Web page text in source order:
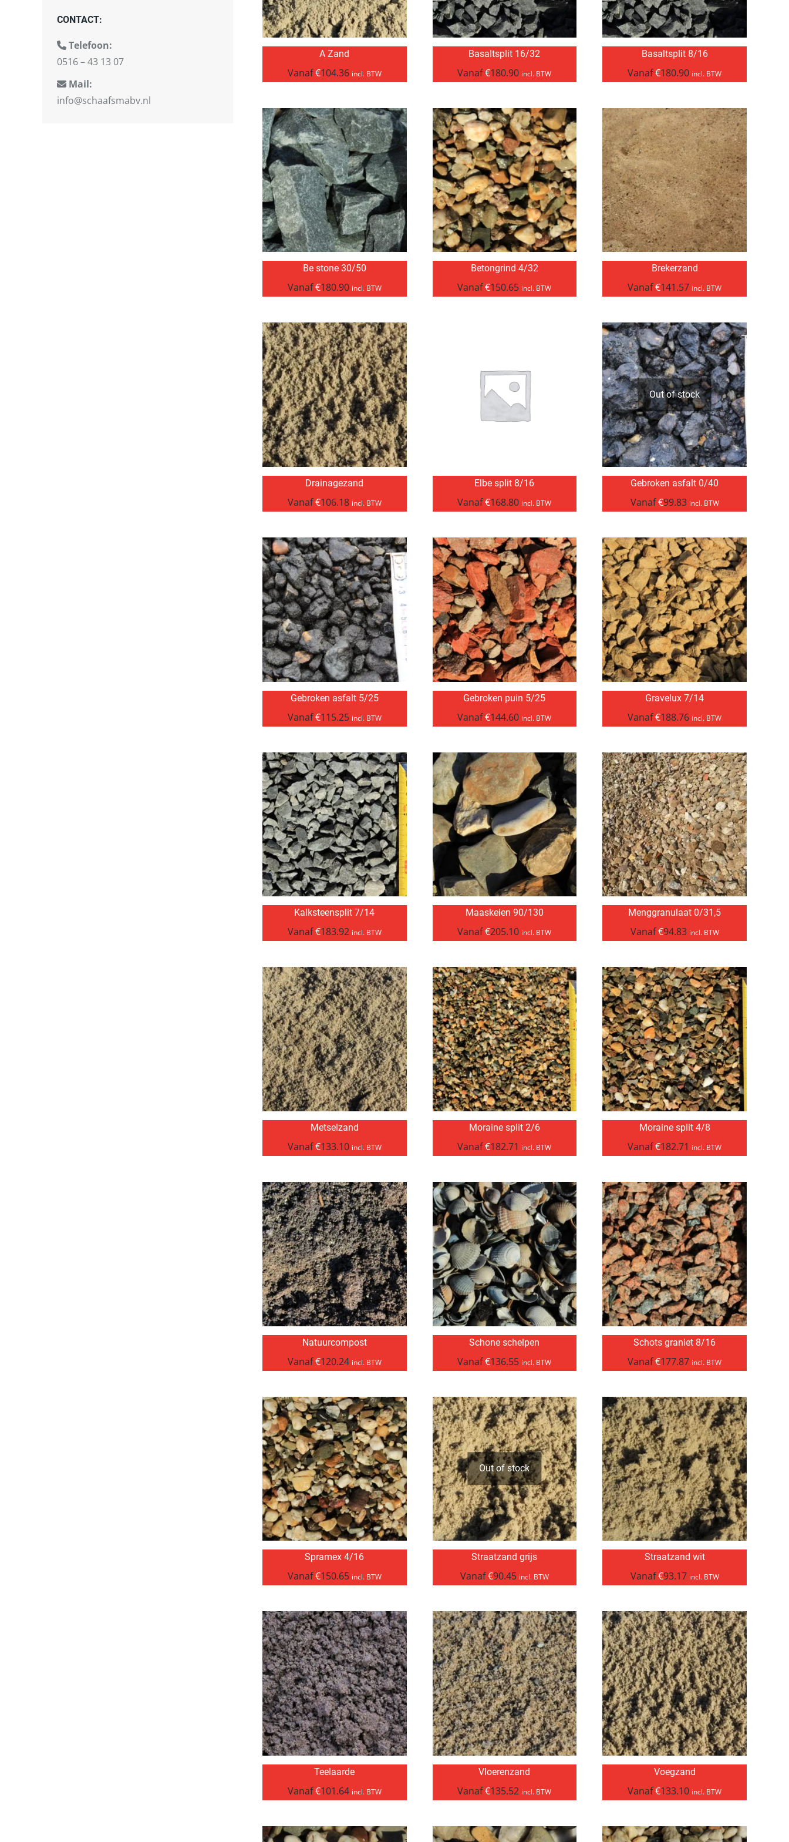
A Zand
Vanaf€104.36 incl. BTW
Basaltsplit 16/32
Vanaf€180.90 incl. BTW
Basaltsplit 8/16
Vanaf€180.90 incl. BTW
Be stone 30/50
Vanaf€180.90 incl. BTW
Betongrind 4/32
Vanaf€150.65 incl. BTW
Brekerzand
Vanaf€141.57 incl. BTW
Drainagezand
Vanaf€106.18 incl. BTW
Elbe split 8/16
Vanaf€168.80 incl. BTW
Out of stock
Gebroken asfalt 0/40
Vanaf€99.83 incl. BTW
Gebroken asfalt 5/25
Vanaf€115.25 incl. BTW
Gebroken puin 5/25
Vanaf€144.60 incl. BTW
Gravelux 7/14
Vanaf€188.76 incl. BTW
Kalksteensplit 7/14
Vanaf€183.92 incl. BTW
Maaskeien 90/130
Vanaf€205.10 incl. BTW
Menggranulaat 0/31,5
Vanaf€94.83 incl. BTW
Metselzand
Vanaf€133.10 incl. BTW
Moraine split 2/6
Vanaf€182.71 incl. BTW
Moraine split 4/8
Vanaf€182.71 incl. BTW
Natuurcompost
Vanaf€120.24 incl. BTW
Schone schelpen
Vanaf€136.55 incl. BTW
Schots graniet 8/16
Vanaf€177.87 incl. BTW
Spramex 4/16
Vanaf€150.65 incl. BTW
Out of stock
Straatzand grijs
Vanaf€90.45 incl. BTW
Straatzand wit
Vanaf€93.17 incl. BTW
Teelaarde
Vanaf€101.64 incl. BTW
Vloerenzand
Vanaf€135.52 incl. BTW
Voegzand
Vanaf€133.10 incl. BTW
CONTACT:
Telefoon:
0516 – 43 13 07
Mail:
info@schaafsmabv.nl